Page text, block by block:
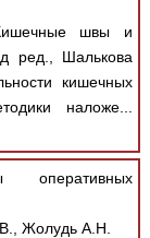
швы и
ред., Шалькова
кишечных
наложе...
оперативных
Жолудь А.Н.